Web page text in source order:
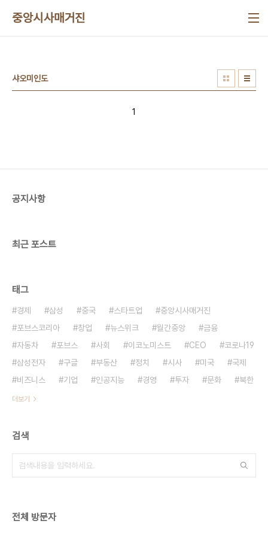
중앙시사매거진
샤오미인도
1
공지사항
최근 포스트
태그
경제 삼성 중국 스타트업
중앙시사매거진
포브스코리아
창업 뉴스위크 월간중앙
금융
자동차
포브스 사회 이코노미스트 CEO
코로나19
삼성전자
구글 부동산 정치 시사 미국
국제
비즈니스
기업 인공지능 경영 투자 문화 북한
더보기
검색
전체 방문자